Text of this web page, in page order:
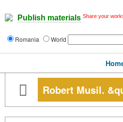
Publish materials Share your
Romania World
Robert Musil.